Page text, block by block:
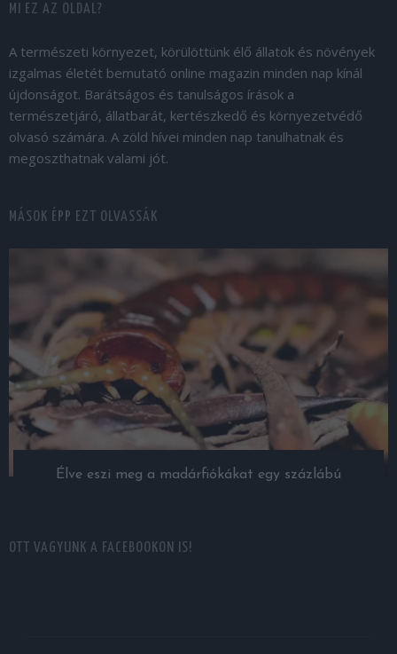
MI EZ AZ OLDAL?
A természeti környezet, körülöttünk élő állatok és növények
izgalmas életét bemutató online magazin minden nap kínál
újdonságot. Barátságos és tanulságos írások a
természetjáró, állatbarát, kertészkedő és környezetvédő
olvasó számára. A zöld hívei minden nap tanulhatnak és
megoszthatnak valami jót.
MÁSOK ÉPP EZT OLVASSÁK
Élve eszi meg a madárfiókákat egy százlábú
OTT VAGYUNK A FACEBOOKON IS!